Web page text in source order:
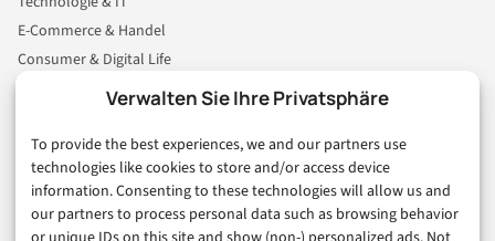
Verwalten Sie Ihre Privatsphäre
To provide the best experiences, we and our partners use
technologies like cookies to store and/or access device
information. Consenting to these technologies will allow us and
our partners to process personal data such as browsing behavior
E-Commerce & Handel
Consumer & Digital Life
Business & Karriere
Sicherheit & Recht
Digitalisierung
Marketing